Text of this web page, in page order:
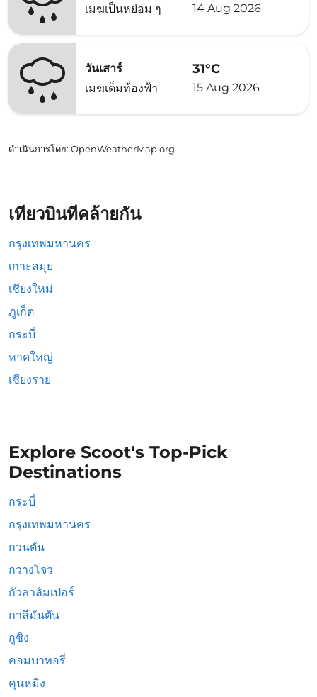
เมฆเป็นหย่อม ๆ
14 Aug 2026
วันเสาร์
เมฆเต็มท้องฟ้า
31°C
15 Aug 2026
ดำเนินการโดย: OpenWeatherMap.org
เที่ยวบินที่คล้ายกัน
กรุงเทพมหานคร
เกาะสมุย
เชียงใหม่
ภูเก็ต
กระบี่
หาดใหญ่
เชียงราย
Explore Scoot's Top-Pick
Destinations
กระบี่
กรุงเทพมหานคร
กวนตัน
กวางโจว
กัวลาลัมเปอร์
กาลีมันตัน
กูชิง
คอมบาทอรี่
คุนหมิง